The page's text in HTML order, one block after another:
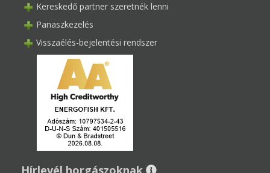
Kereskedő partner szeretnék lenni
Panaszkezelés
Visszaélés-bejelentési rendszer